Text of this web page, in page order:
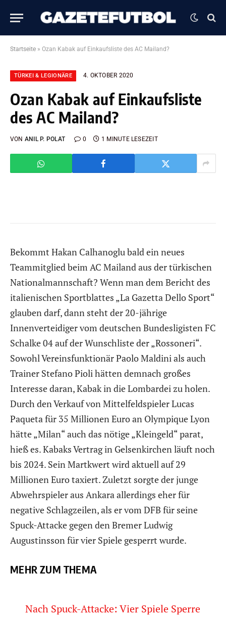
Startseite » Ozan Kabak auf Einkaufsliste des AC Mailand?
TÜRKEI & LEGIONÄRE 4. OKTOBER 2020
Ozan Kabak auf Einkaufsliste
des AC Mailand?
VON ANIL P. POLAT 0 1 MINUTE LESEZEIT
Bekommt Hakan Calhanoglu bald ein neues
Teammitglied beim AC Mailand aus der türkischen
Nationalmannschaft? Wenn man dem Bericht des
italienischen Sportblattes „La Gazetta Dello Sport“
glauben darf, dann steht der 20-jährige
Innenverteidiger vom deutschen Bundesligisten FC
Schalke 04 auf der Wunschliste der „Rossoneri“.
Sowohl Vereinsfunktionär Paolo Maldini als auch
Trainer Stefano Pioli hätten demnach großes
Interesse daran, Kabak in die Lombardei zu holen.
Durch den Verkauf von Mittelfeldspieler Lucas
Paqueta für 35 Millionen Euro an Olympique Lyon
hätte „Milan“ auch das nötige „Kleingeld“ parat,
hieß es. Kabaks Vertrag in Gelsenkirchen läuft noch
bis 2024. Sein Martkwert wird aktuell auf 29
Millionen Euro taxiert. Zuletzt sorgte der junge
Abwehrspieler aus Ankara allerdings eher für
negative Schlagzeilen, als er vom DFB für seine
Spuck-Attacke gegen den Bremer Ludwig
Augustinsson für vier Spiele gesperrt wurde.
MEHR ZUM THEMA
Nach Spuck-Attacke: Vier Spiele Sperre